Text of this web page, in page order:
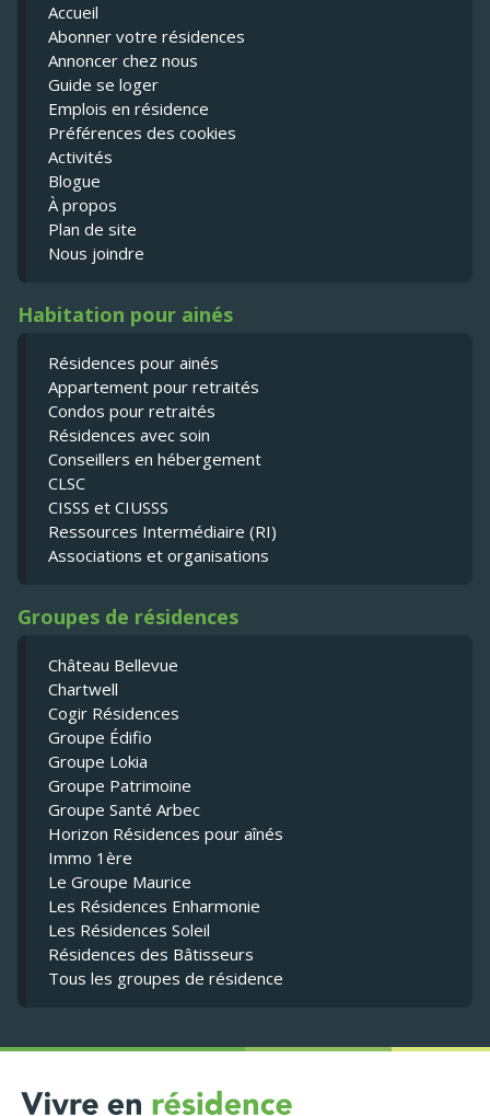
Accueil
Abonner votre résidences
Annoncer chez nous
Guide se loger
Emplois en résidence
Préférences des cookies
Activités
Blogue
À propos
Plan de site
Nous joindre
Habitation pour ainés
Résidences pour ainés
Appartement pour retraités
Condos pour retraités
Résidences avec soin
Conseillers en hébergement
CLSC
CISSS et CIUSSS
Ressources Intermédiaire (RI)
Associations et organisations
Groupes de résidences
Château Bellevue
Chartwell
Cogir Résidences
Groupe Édifio
Groupe Lokia
Groupe Patrimoine
Groupe Santé Arbec
Horizon Résidences pour aînés
Immo 1ère
Le Groupe Maurice
Les Résidences Enharmonie
Les Résidences Soleil
Résidences des Bâtisseurs
Tous les groupes de résidence